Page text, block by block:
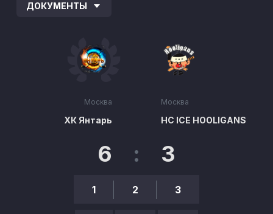
ДОКУМЕНТЫ
Москва
ХК Янтарь
6 : 3
1 2 3
Москва
HC ICE HOOLIGANS